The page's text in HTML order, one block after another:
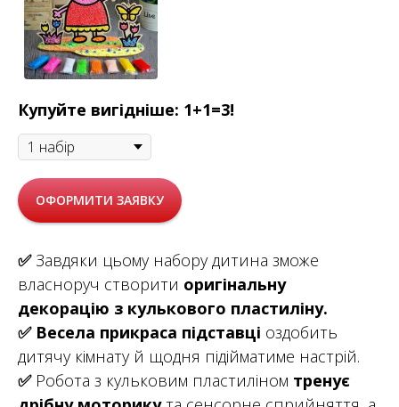
Купуйте вигідніше: 1+1=3!
ОФОРМИТИ ЗАЯВКУ
✅Завдяки цьому набору дитина зможе
власноруч створити оригінальну
декорацію з кулькового пластиліну.
✅ Весела прикраса підставці оздобить
дитячу кімнату й щодня підійматиме настрій.
✅Робота з кульковим пластиліном тренує